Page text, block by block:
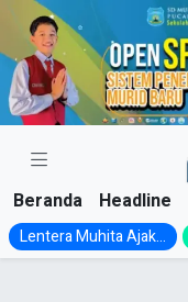
Skip
content
Beranda Headline
Lentera Muhita Ajak...